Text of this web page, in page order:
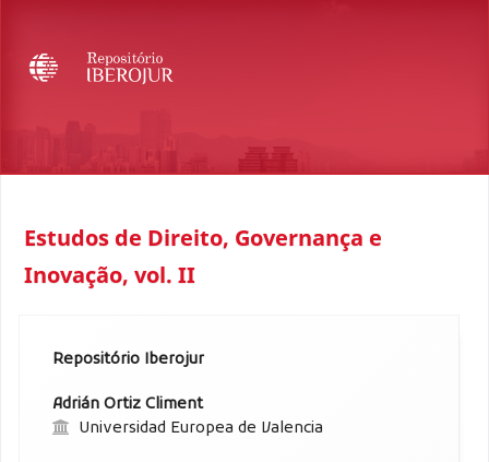
Estudos de Direito, Governança e
Inovação, vol. II
Repositório Iberojur
Adrián Ortiz Climent
Universidad Europea de Valencia